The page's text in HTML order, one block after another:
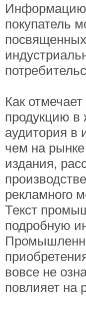
Информацию
покупатель
Как
продукцию в
аудитория в
чем на рынке
издания,
рекламного
Текст
подробную
вовсе не
повлияет на